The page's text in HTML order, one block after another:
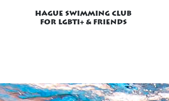
HAGUE SWIMMING CLUB
FOR LGBTI+ & FRIENDS